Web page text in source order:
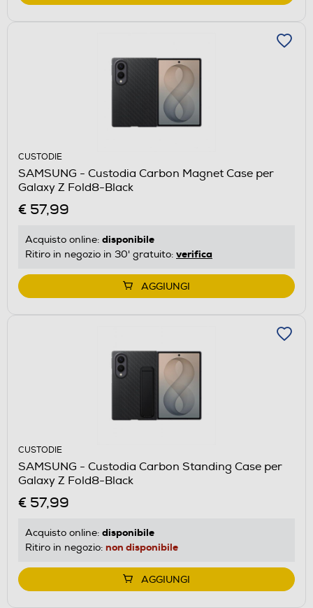
CUSTODIE
SAMSUNG - Custodia Carbon Magnet Case per
Galaxy Z Fold8-Black
€ 57,99
Acquisto online: disponibile
Ritiro in negozio in 30' gratuito: verifica
AGGIUNGI
CUSTODIE
SAMSUNG - Custodia Carbon Standing Case per
Galaxy Z Fold8-Black
€ 57,99
Acquisto online: disponibile
Ritiro in negozio: non disponibile
AGGIUNGI